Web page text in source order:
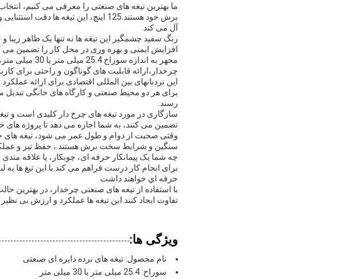
برش خود هستند.125 اينچ، این تیغه
آل می کند.
رنگ سفید چشمگیر این تیغه ها نه تنها یک ظاهر زیبا
افزایش ایمنی و بهره وری در محل کار را تضمین می
مجهز به
چرخدار،ارائه قابلیت های گوناگون و راحتی برای
این نردبانهای بین المللی اقتصادی برای ارائه
برای هر دو محیط صنعتی و کارگاه های خانگی تبدیل
رسند.
سازگاری در مورد تیغه های چرخ دار کلیدی است و
تضمین می کنند، به شما اجازه می دهد تا پروژه های
وقتی صحبت از دوام و طول عمر می شود، تیغه های
سنگین و شرایط سخت برش هستند.، حفظ تیز و
چه شما یک پیمانکار حرفه ای، چوبکار، یا علاقه
برای انجام کار درست فراهم می کند.با اين تیغ ها
حرفه اي خواهند داشت
با استفاده از تیغه های صنعتی چرخدار، در بهترین
تفاوت ایجاد کنند.این تیغه ها عملکرد و ارزش بی
ویژگی ها:
نام محصول: تیغه های نرده دایره ای صنعتی
سوراخ: 25.4 میلی متر یا 30 میلی متر